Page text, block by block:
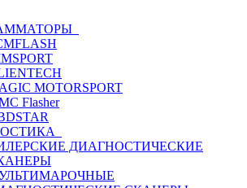
MOTORSPORT
Flasher
ДИАГНОСТИЧЕСКИЕ